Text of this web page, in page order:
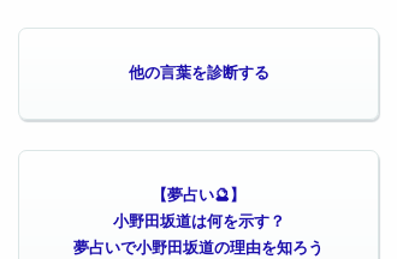
他の言葉を診断する
【夢占い🔮】
小野田坂道は何を示す？
夢占いで小野田坂道の理由を知ろう